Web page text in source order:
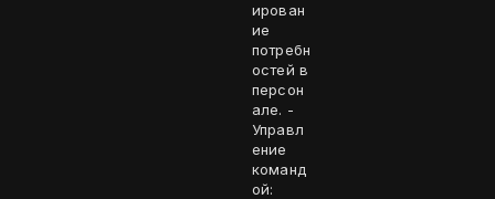
ирован
ие
потребн
остей в
персон
але. -
Управл
ение
команд
ой: